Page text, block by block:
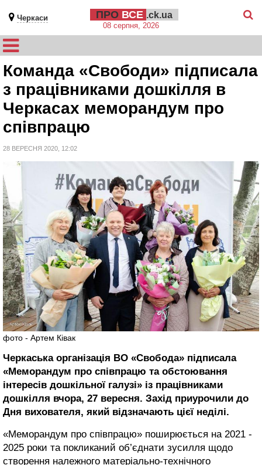
Черкаси ПРО ВСЕ .ck.ua
08 серпня, 2026
Команда «Свободи» підписала
з працівниками дошкілля в
Черкасах меморандум про
співпрацю
28 ВЕРЕСНЯ 2020, 12:02
фото - Артем Ківак
Черкаська організація ВО «Свобода» підписала
«Меморандум про співпрацю та обстоювання
інтересів дошкільної галузі» із працівниками
дошкілля вчора, 27 вересня. Захід приурочили до
Дня вихователя, який відзначають цієї неділі.
«Меморандум про співпрацю» поширюється на 2021 -
2025 роки та покликаний об’єднати зусилля щодо
створення належного матеріально-технічного